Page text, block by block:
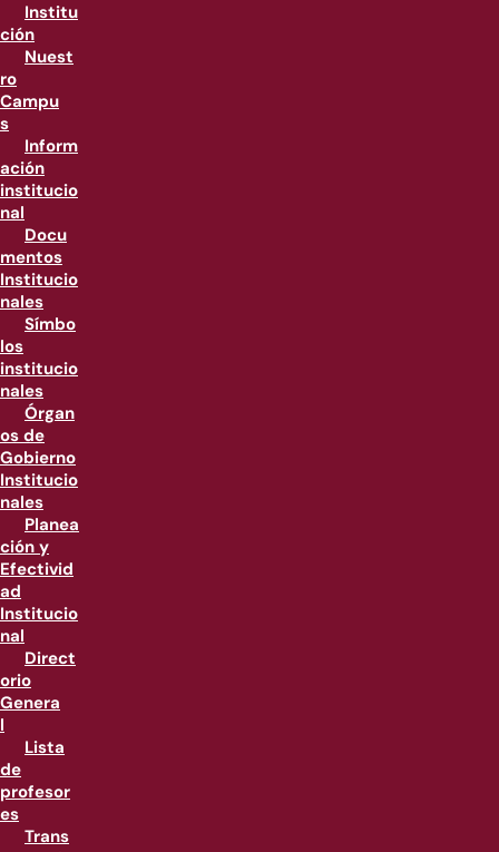
Institu
ción
Nuest
ro
Campu
s
Inform
ación
institucio
nal
Docu
mentos
Institucio
nales
Símbo
los
institucio
nales
Órgan
os de
Gobierno
Institucio
nales
Planea
ción y
Efectivid
ad
Institucio
nal
Direct
orio
Genera
l
Lista
de
profesor
es
Trans